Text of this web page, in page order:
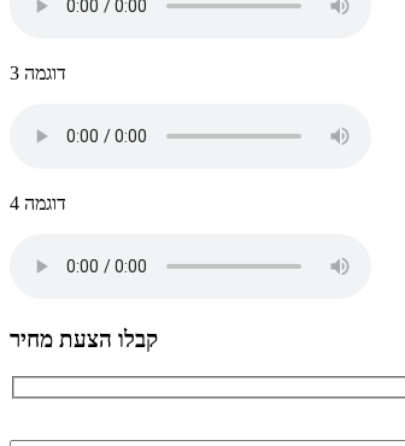
דוגמה 3
דוגמה 4
קבלו הצעת מחיר